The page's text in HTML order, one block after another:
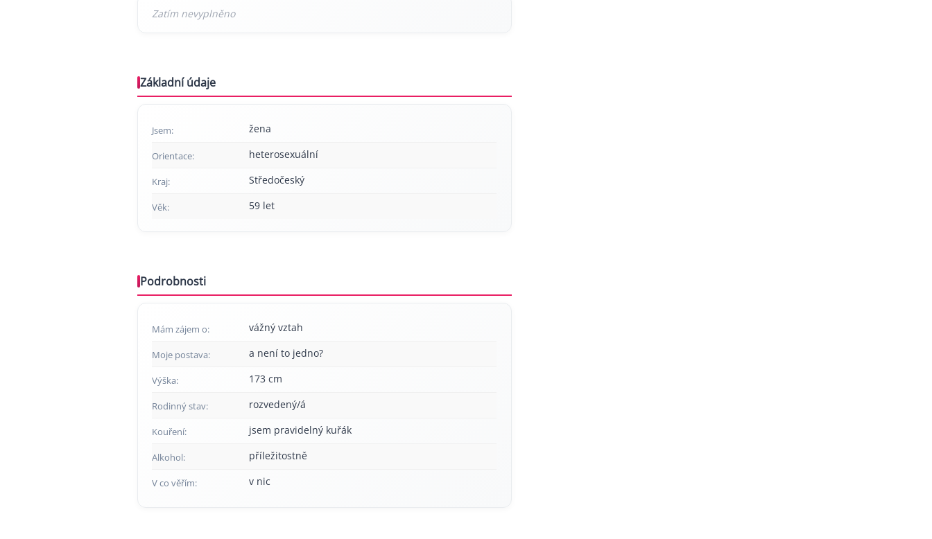
Základní údaje
Jsem: žena
Orientace: heterosexuální
Kraj: Středočeský
Věk: 59 let
Podrobnosti
Mám zájem o: vážný vztah
Moje postava: a není to jedno?
Výška: 173 cm
Rodinný stav: rozvedený/á
Kouření: jsem pravidelný kuřák
Alkohol: příležitostně
V co věřím: v nic